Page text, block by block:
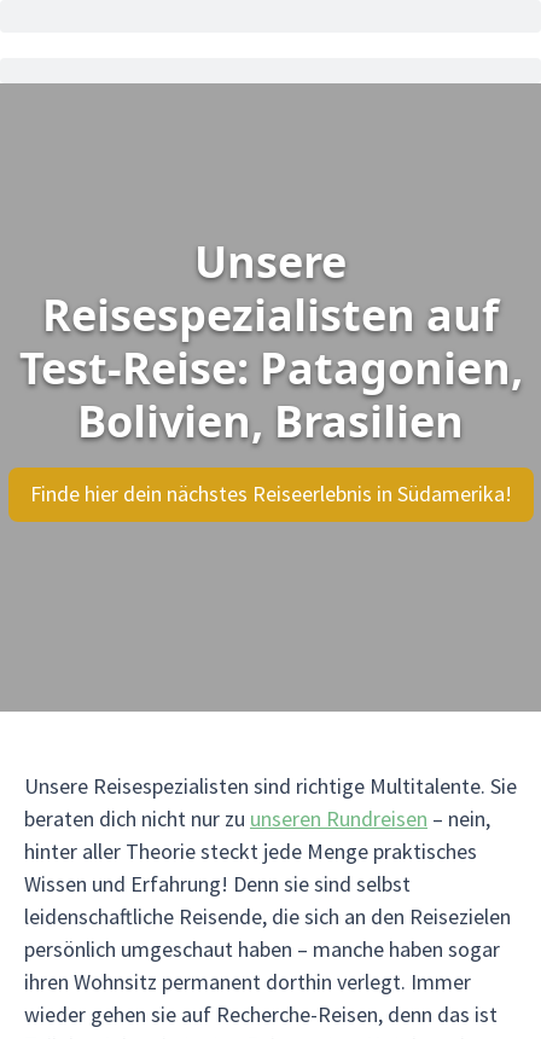
Unsere
Reisespezialisten auf
Test-Reise: Patagonien,
Bolivien, Brasilien
Finde hier dein nächstes Reiseerlebnis in Südamerika!
Unsere Reisespezialisten sind richtige Multitalente. Sie
beraten dich nicht nur zu unseren Rundreisen – nein,
hinter aller Theorie steckt jede Menge praktisches
Wissen und Erfahrung! Denn sie sind selbst
leidenschaftliche Reisende, die sich an den Reisezielen
persönlich umgeschaut haben – manche haben sogar
ihren Wohnsitz permanent dorthin verlegt. Immer
wieder gehen sie auf Recherche-Reisen, denn das ist